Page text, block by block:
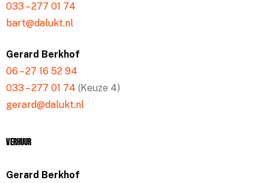
033 – 277 01 74
bart@dalukt.nl
Gerard Berkhof
06 – 27 16 52 94
033 – 277 01 74 (Keuze 4)
gerard@dalukt.nl
Verhuur
Gerard Berkhof